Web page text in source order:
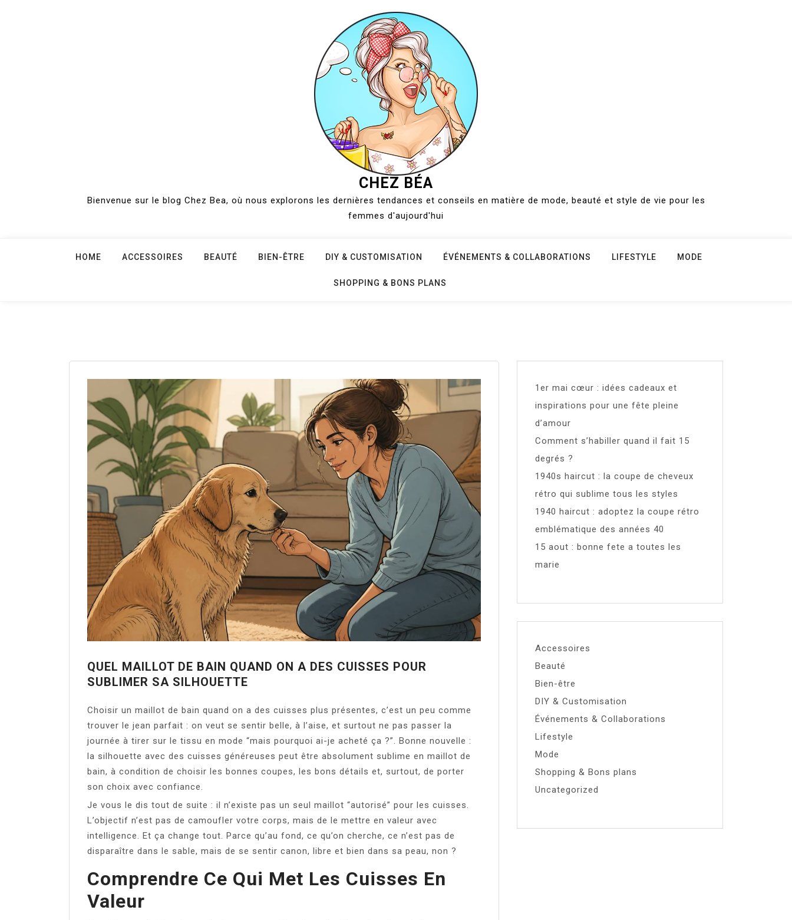
CHEZ BÉA
Bienvenue sur le blog Chez Bea, où nous explorons les dernières tendances et conseils en matière de mode, beauté et style de vie pour les
femmes d'aujourd'hui
HOME ACCESSOIRES BEAUTÉ BIEN-ÊTRE DIY & CUSTOMISATION ÉVÉNEMENTS & COLLABORATIONS LIFESTYLE MODE
SHOPPING & BONS PLANS
QUEL MAILLOT DE BAIN QUAND ON A DES CUISSES POUR
SUBLIMER SA SILHOUETTE
Choisir un maillot de bain quand on a des cuisses plus présentes, c’est un peu comme
trouver le jean parfait : on veut se sentir belle, à l’aise, et surtout ne pas passer la
journée à tirer sur le tissu en mode “mais pourquoi ai-je acheté ça ?”. Bonne nouvelle :
la silhouette avec des cuisses généreuses peut être absolument sublime en maillot de
bain, à condition de choisir les bonnes coupes, les bons détails et, surtout, de porter
son choix avec confiance.
Je vous le dis tout de suite : il n’existe pas un seul maillot “autorisé” pour les cuisses.
L’objectif n’est pas de camoufler votre corps, mais de le mettre en valeur avec
intelligence. Et ça change tout. Parce qu’au fond, ce qu’on cherche, ce n’est pas de
disparaître dans le sable, mais de se sentir canon, libre et bien dans sa peau, non ?
Comprendre Ce Qui Met Les Cuisses En
Valeur
1er mai cœur : idées cadeaux et
inspirations pour une fête pleine
d’amour
Comment s’habiller quand il fait 15
degrés ?
1940s haircut : la coupe de cheveux
rétro qui sublime tous les styles
1940 haircut : adoptez la coupe rétro
emblématique des années 40
15 aout : bonne fete a toutes les
marie
Accessoires
Beauté
Bien-être
DIY & Customisation
Événements & Collaborations
Lifestyle
Mode
Shopping & Bons plans
Uncategorized